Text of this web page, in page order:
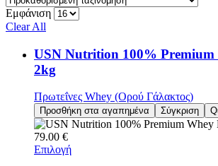
Εμφάνιση
Clear All
USN Nutrition 100% Premium
2kg
Πρωτεΐνες Whey (Ορού Γάλακτος)
Προσθήκη στα αγαπημένα Σύγκριση
79.00 €
Επιλογή